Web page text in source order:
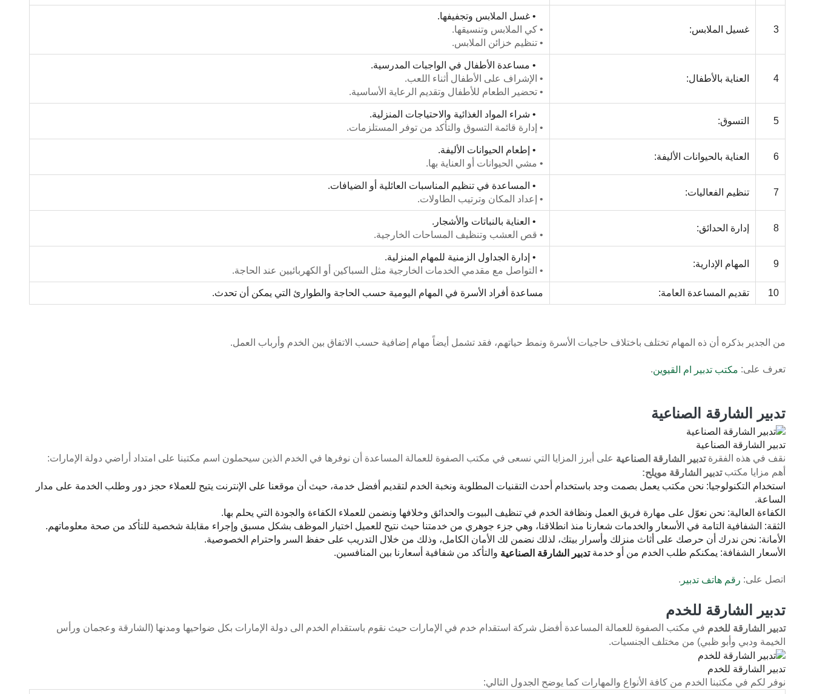
3 غسيل الملابس:
• غسل الملابس وتجفيفها.
• كي الملابس وتنسيقها.
• تنظيم خزائن الملابس.
4 العناية بالأطفال:
• مساعدة الأطفال في الواجبات المدرسية.
• الإشراف على الأطفال أثناء اللعب.
• تحضير الطعام للأطفال وتقديم الرعاية الأساسية.
5 التسوق:
• شراء المواد الغذائية والاحتياجات المنزلية.
• إدارة قائمة التسوق والتأكد من توفر المستلزمات.
6 العناية بالحيوانات الأليفة:
• إطعام الحيوانات الأليفة.
• مشي الحيوانات أو العناية بها.
7 تنظيم الفعاليات:
• المساعدة في تنظيم المناسبات العائلية أو الضيافات.
• إعداد المكان وترتيب الطاولات.
8 إدارة الحدائق:
• العناية بالنباتات والأشجار.
• قص العشب وتنظيف المساحات الخارجية.
9 المهام الإدارية:
• إدارة الجداول الزمنية للمهام المنزلية.
• التواصل مع مقدمي الخدمات الخارجية مثل السباكين أو الكهربائيين عند الحاجة.
10 تقديم المساعدة العامة: مساعدة أفراد الأسرة في المهام اليومية حسب الحاجة والطوارئ التي يمكن أن تحدث.
من الجدير بذكره أن ذه المهام تختلف باختلاف حاجيات الأسرة ونمط حياتهم، فقد تشمل أيضاً مهام إضافية حسب الاتفاق بين الخدم وأرباب العمل.
تعرف على: مكتب تدبير ام القيوين.
تدبير الشارقة الصناعية
تدبير الشارقة الصناعية
نقف في هذه الفقرة تدبير الشارقة الصناعية على أبرز المزايا التي نسعى في مكتب الصفوة للعمالة المساعدة أن نوفرها في الخدم الذين سيحملون اسم مكتبنا على امتداد أراضي دولة الإمارات:
أهم مزايا مكتبتدبير الشارقة مويلح:
استخدام التكنولوجيا: نحن مكتب يعمل بصمت وجد باستخدام أحدث التقنيات المطلوبة ونخبة الخدم لتقديم أفضل خدمة، حيث أن موقعنا على الإنترنت يتيح للعملاء حجز دور وطلب الخدمة على مدار
الساعة.
الكفاءة العالية: نحن نعوّل على مهارة فريق العمل ونظافة الخدم في تنظيف البيوت والحدائق وخلافها ونضمن للعملاء الكفاءة والجودة التي يحلم بها.
الثقة: الشفافية التامة في الأسعار والخدمات شعارنا منذ انطلاقنا، وهي جزء جوهري من خدمتنا حيث نتيح للعميل اختيار الموظف بشكل مسبق وإجراء مقابلة شخصية للتأكد من صحة معلوماتهم.
الأمانة: نحن ندرك أن حرصك على أثاث منزلك وأسرار بيتك، لذلك نضمن لك الأمان الكامل، وذلك من خلال التدريب على حفظ السر واحترام الخصوصية.
الأسعار الشفافة: يمكنكم طلب الخدم من أو خدمةتدبير الشارقة الصناعية والتأكد من شفافية أسعارنا بين المنافسين.
اتصل على: رقم هاتف تدبير .
تدبير الشارقة للخدم
تدبير الشارقة للخدم في مكتب الصفوة للعمالة المساعدة أفضل شركة استقدام خدم في الإمارات حيث نقوم باستقدام الخدم الى دولة الإمارات بكل ضواحيها ومدنها (الشارقة وعجمان ورأس
الخيمة ودبي وأبو ظبي) من مختلف الجنسيات.
تدبير الشارقة للخدم
نوفر لكم في مكتبنا الخدم من كافة الأنواع والمهارات كما يوضح الجدول التالي: